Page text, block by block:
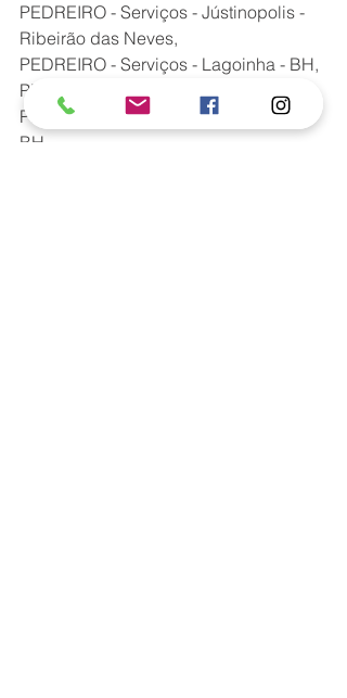
PEDREIRO - Serviços - Jústinopolis -
Ribeirão das Neves,
PEDREIRO - Serviços - Lagoinha - BH,
PEDREIRO - Serviços - Lourdes - BH,
PEDREIRO - Serviços - Mangabeiras -
BH,